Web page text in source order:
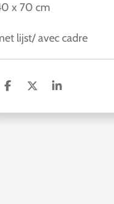
x 70 cm
lijst/ avec cadre
D
l
D
e
S
a